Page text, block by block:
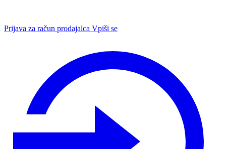
Prijava za račun prodajalca Vpiši se